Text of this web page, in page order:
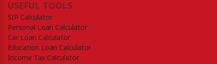
USEFUL TOOLS
SIP Calculator
Personal Loan Calculator
Car Loan Calculator
Education Loan Calculator
Income Tax Calculator